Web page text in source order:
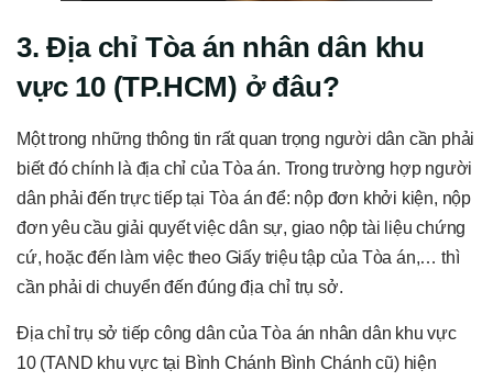
3. Địa chỉ Tòa án nhân dân khu
vực 10 (TP.HCM) ở đâu?
Một trong những thông tin rất quan trọng người dân cần phải
biết đó chính là địa chỉ của Tòa án. Trong trường hợp người
dân phải đến trực tiếp tại Tòa án để: nộp đơn khởi kiện, nộp
đơn yêu cầu giải quyết việc dân sự, giao nộp tài liệu chứng
cứ, hoặc đến làm việc theo Giấy triệu tập của Tòa án,… thì
cần phải di chuyển đến đúng địa chỉ trụ sở.
Địa chỉ trụ sở tiếp công dân của Tòa án nhân dân khu vực
10 (TAND khu vực tại Bình Chánh Bình Chánh cũ) hiện